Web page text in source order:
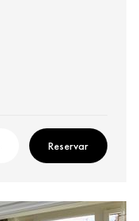
Reservar